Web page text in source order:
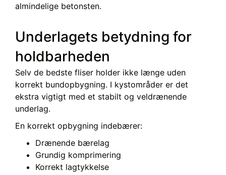
almindelige betonsten.
Underlagets betydning for
holdbarheden
Selv de bedste fliser holder ikke længe uden
korrekt bundopbygning. I kystområder er det
ekstra vigtigt med et stabilt og veldrænende
underlag.
En korrekt opbygning indebærer:
Drænende bærelag
Grundig komprimering
Korrekt lagtykkelse